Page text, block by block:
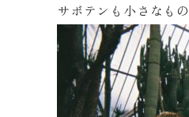
サボテンも小さなも